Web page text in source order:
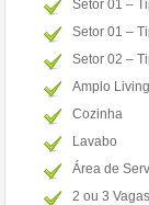
Setor 01 –
Setor 01 –
Setor 02 –
Amplo Living
Cozinha
Lavabo
Área de
2 ou 3